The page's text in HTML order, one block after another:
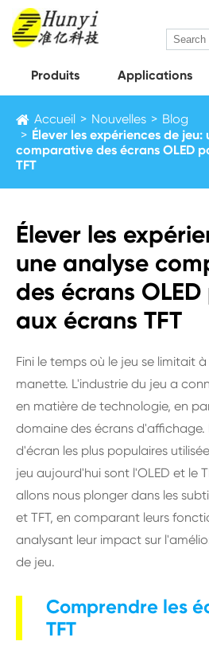
Produits Applications
Accueil Nouvelles
Blog
Élever les expériences de jeu:
comparative des écrans OLED
TFT
Élever les
une analyse
des écrans
aux écrans TFT
Fini le temps où le jeu se limitait
manette. L'industrie du jeu a
en matière de technologie, en
domaine des écrans
d'écran les plus populaires
jeu aujourd'hui sont l'OLED et le
allons nous plonger dans les
et TFT, en comparant leurs
analysant leur impact sur
de jeu.
Comprendre les
TFT